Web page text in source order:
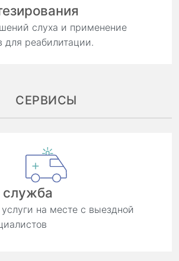
слуха и применение
для реабилитации.
СЕРВИСЫ
служба
на месте с выездной